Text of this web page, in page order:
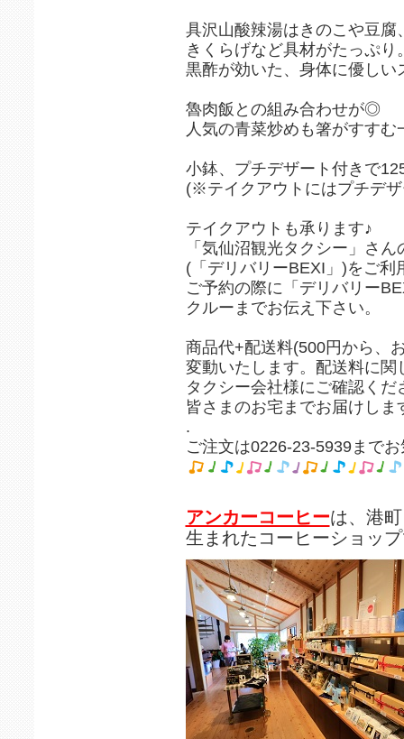
具沢山酸辣湯はきのこや豆腐
きくらげなど具材がたっぷり
黒酢が効いた、身体に優しい
魯肉飯との組み合わせが◎
人気の青菜炒めも箸がすすむ
小鉢、プチデザート付きで
(※テイクアウトにはプチデ
テイクアウトも承ります♪
「気仙沼観光タクシー」さん
(「デリバリーBEXI」)をご利
ご予約の際に「デリバリー
クルーまでお伝え下さい。
商品代+配送料(500円から、
変動いたします。配送料に関
タクシー会社様にご確認くだ
皆さまのお宅までお届けしま
.
ご注文は0226-23-5939まで
アンカーコーヒーは、港
生まれたコーヒーショッ